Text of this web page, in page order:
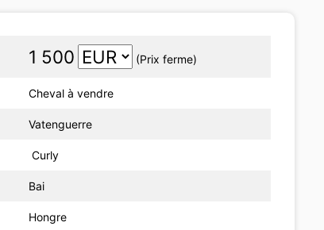
1 500 (Prix ferme)
Cheval à vendre
Vatenguerre
Curly
Bai
Hongre